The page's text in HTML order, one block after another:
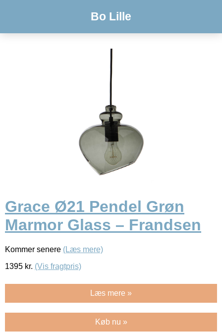
Bo Lille
Grace Ø21 Pendel Grøn
Marmor Glass – Frandsen
Kommer senere (Læs mere)
1395 kr. (Vis fragtpris)
Læs mere »
Køb nu »